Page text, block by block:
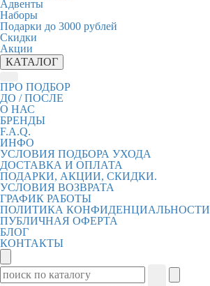
Адвенты
Наборы
Подарки до 3000 рублей
Скидки
Акции
КАТАЛОГ
ПРО ПОДБОР
ДО / ПОСЛЕ
О НАС
БРЕНДЫ
F.A.Q.
ИНФО
УСЛОВИЯ ПОДБОРА УХОДА
ДОСТАВКА И ОПЛАТА
ПОДАРКИ, АКЦИИ, СКИДКИ.
УСЛОВИЯ ВОЗВРАТА
ГРАФИК РАБОТЫ
ПОЛИТИКА КОНФИДЕНЦИАЛЬНОСТИ
ПУБЛИЧНАЯ ОФЕРТА
БЛОГ
КОНТАКТЫ